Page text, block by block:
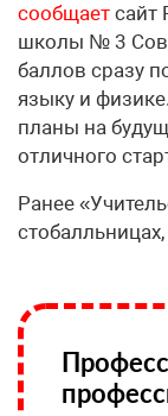
сообщает сайт
школы № 3
баллов сразу
языку и
планы на
отличного
Ранее